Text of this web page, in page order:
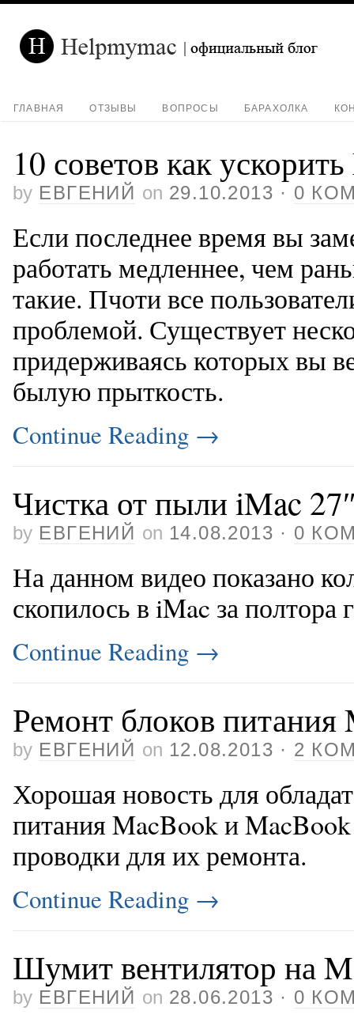
ГЛАВНАЯ ОТЗЫВЫ ВОПРОСЫ БАРАХОЛКА
10 советов как
by ЕВГЕНИЙ on 29.10.2013 · 0
Если последнее время вы
работать медленнее, чем
такие. Пчоти все
проблемой. Существует
придерживаясь которых вы
былую прыткость.
Continue Reading →
Чистка от пыли iMac
by ЕВГЕНИЙ on 14.08.2013 · 0
На данном видео показано
скопилось в iMac за полтора
Continue Reading →
Ремонт блоков
by ЕВГЕНИЙ on 12.08.2013 · 2
Хорошая новость для
питания MacBook и
проводки для их ремонта.
Continue Reading →
Шумит вентилятор на
by ЕВГЕНИЙ on 28.06.2013 · 0